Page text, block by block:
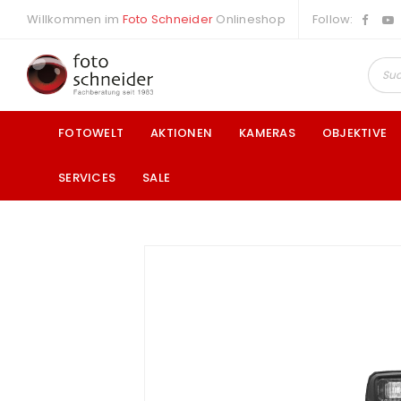
Willkommen im Foto Schneider Onlineshop Follow:
FOTOWELT AKTIONEN KAMERAS OBJEKTIVE
SERVICES SALE